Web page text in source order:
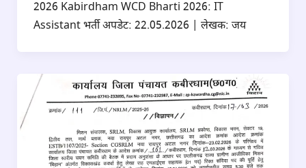
2026 Kabirdham WCD Bharti 2026: IT
Assistant भर्ती अपडेट: 22.05.2026 | लेखक: जय